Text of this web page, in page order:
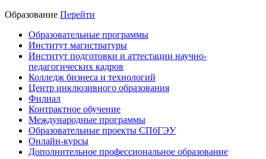
Образование Перейти
Образовательные программы
Институт магистратуры
Институт подготовки и аттестации научно-
педагогических кадров
Колледж бизнеса и технологий
Центр инклюзивного образования
Филиал
Контрактное обучение
Международные программы
Образовательные проекты СПбГЭУ
Онлайн-курсы
Дополнительное профессиональное образование